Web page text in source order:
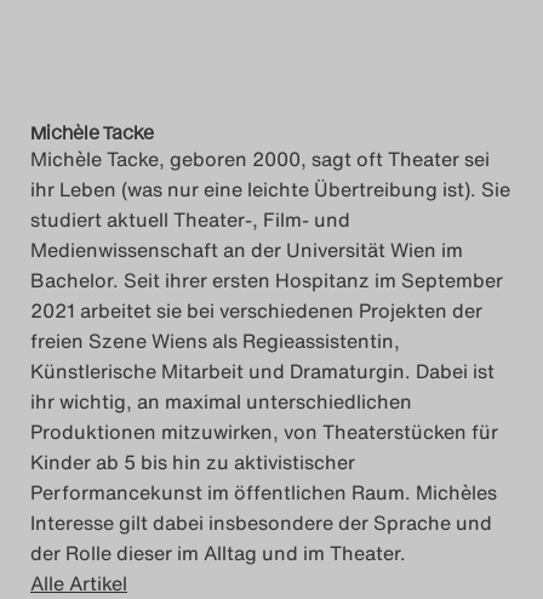
Michèle Tacke
Michèle Tacke, geboren 2000, sagt oft Theater sei
ihr Leben (was nur eine leichte Übertreibung ist). Sie
studiert aktuell Theater-, Film- und
Medienwissenschaft an der Universität Wien im
Bachelor. Seit ihrer ersten Hospitanz im September
2021 arbeitet sie bei verschiedenen Projekten der
freien Szene Wiens als Regieassistentin,
Künstlerische Mitarbeit und Dramaturgin. Dabei ist
ihr wichtig, an maximal unterschiedlichen
Produktionen mitzuwirken, von Theaterstücken für
Kinder ab 5 bis hin zu aktivistischer
Performancekunst im öffentlichen Raum. Michèles
Interesse gilt dabei insbesondere der Sprache und
der Rolle dieser im Alltag und im Theater.
Alle Artikel